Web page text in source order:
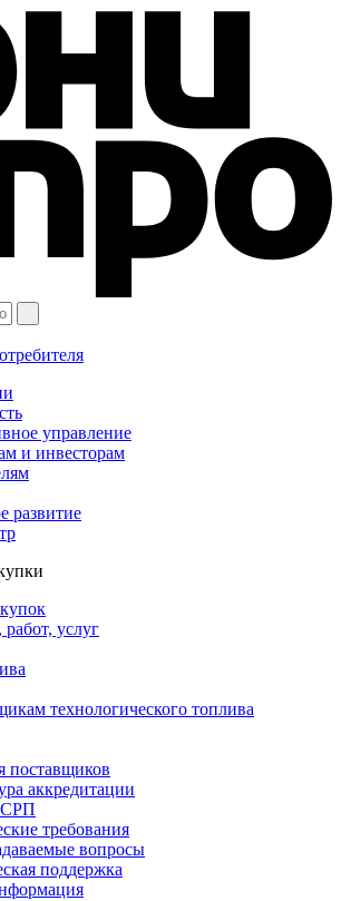
управление
и инвесторам
развитие
услуг
технологического топлива
поставщиков
аккредитации
СРП
требования
вопросы
поддержка